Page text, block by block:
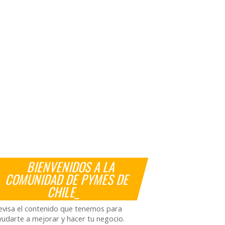
BIENVENIDOS A LA
COMUNIDAD DE PYMES DE
CHILE_
el contenido que tenemos para
a mejorar y hacer tu negocio.